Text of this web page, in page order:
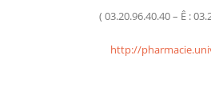
( 03.20.96.40.40 – Ê :
http://